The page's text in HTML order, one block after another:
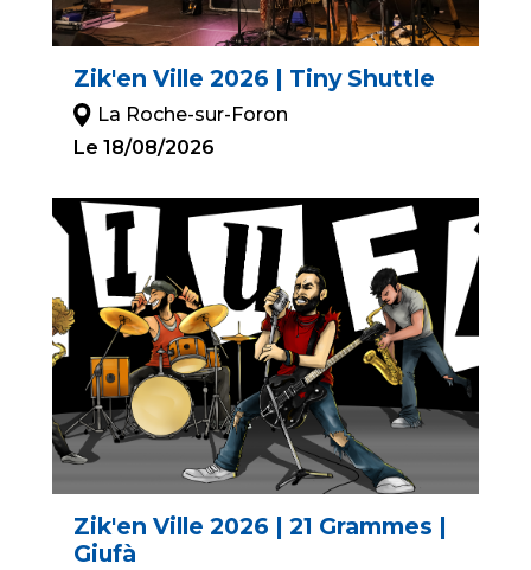
Zik'en Ville 2026 | Tiny Shuttle
La Roche-sur-Foron
Le 18/08/2026
Zik'en Ville 2026 | 21 Grammes |
Giufà